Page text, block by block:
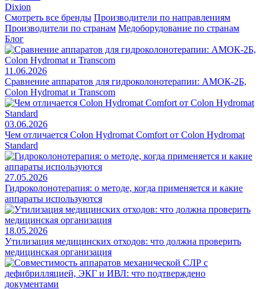
Dixion
Смотреть все бренды Производители по направлениям
Производители по странам Медоборудование по странам
Блог
11.06.2026
Сравнение аппаратов для гидроколонотерапии: АМОК-2Б,
Colon Hydromat и Transcom
03.06.2026
Чем отличается Colon Hydromat Comfort от Colon Hydromat
Standard
27.05.2026
Гидроколонотерапия: о методе, когда применяется и какие
аппараты используются
18.05.2026
Утилизация медицинских отходов: что должна проверить
медицинская организация